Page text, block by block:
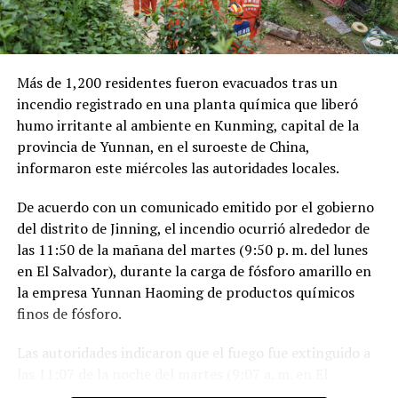
explosión en 2019, en el estado de Hidalgo, dejando un
saldo de 137 personas fallecidas.
Comparte esto:
Facebook X
Más de 1,200 residentes fueron evacuados tras un
incendio registrado en una planta química que liberó
humo irritante al ambiente en Kunming, capital de la
provincia de Yunnan, en el suroeste de China,
informaron este miércoles las autoridades locales.
De acuerdo con un comunicado emitido por el gobierno
del distrito de Jinning, el incendio ocurrió alrededor de
las 11:50 de la mañana del martes (9:50 p. m. del lunes
en El Salvador), durante la carga de fósforo amarillo en
la empresa Yunnan Haoming de productos químicos
finos de fósforo.
Las autoridades indicaron que el fuego fue extinguido a